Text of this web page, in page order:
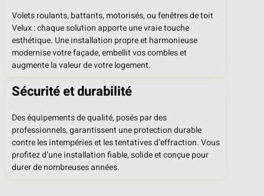
Volets roulants, battants, motorisés, ou fenêtres de toit
Velux : chaque solution apporte une vraie touche
esthétique. Une installation propre et harmonieuse
modernise votre façade, embellit vos combles et
augmente la valeur de votre logement.
Sécurité et durabilité
Des équipements de qualité, posés par des
professionnels, garantissent une protection durable
contre les intempéries et les tentatives d’effraction. Vous
profitez d’une installation fiable, solide et conçue pour
durer de nombreuses années.